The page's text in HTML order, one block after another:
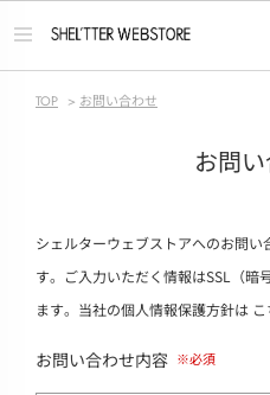
メ
TOP > お問い合わせ
お問
シェルターウェブストアへのお問い
す。ご入力いただく情報はSSL（暗
ます。当社の個人情報保護方針は
お問い合わせ内容